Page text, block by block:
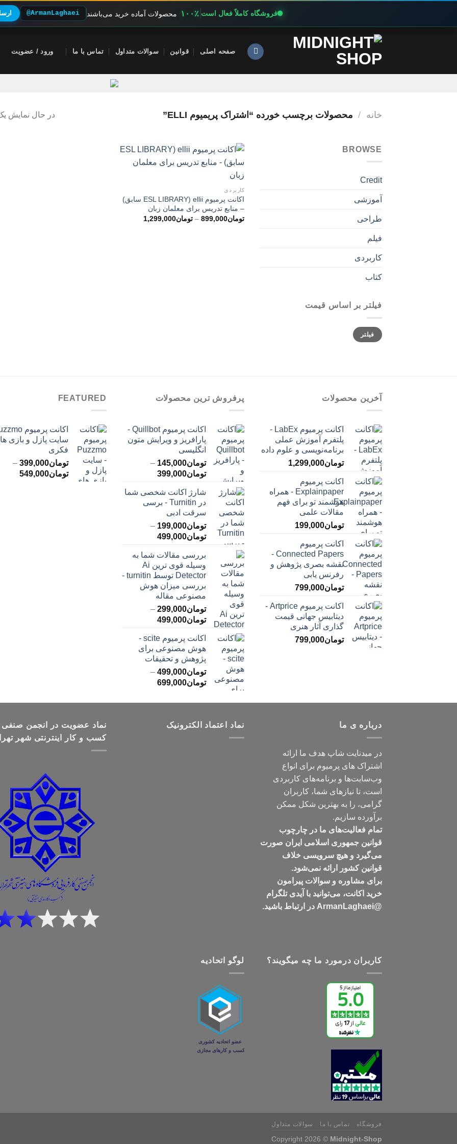
فروشگاه کاملاً فعال است ۱۰۰٪ محصولات آماده خرید می‌باشند @ArmanLaghaei
صفحه اصلی قوانین سوالات متداول تماس با ما ورود / عضویت
خانه / محصولات برچسب خورده “اشتراک پریمیوم ELLI” در حال نمایش
BROWSE
Credit
آموزشی
طراحی
فیلم
کاربردی
کتاب
فیلتر بر اساس قیمت
حداقل
قیمت
حداکثر
قیمت
فیلتر
کاربردی
اکانت پرمیوم ellii (ESL LIBRARY سابق)
– منابع تدریس برای معلمان زبان
تومان899,000
– تومان1,299,000محدوده
آخرین محصولات
اکانت پرمیوم LabEx -
پلتفرم آموزش عملی
برنامه‌نویسی و علوم داده
تومان1,299,000
اکانت پرمیوم
Explainpaper - همراه
هوشمند تو برای فهم
مقالات علمی
تومان199,000
اکانت پرمیوم
Connected Papers -
نقشه بصری پژوهش و
رفرنس یابی
تومان799,000
اکانت پرمیوم Artprice -
دیتابیس جهانی قیمت
‌گذاری آثار هنری
تومان799,000
پرفروش ترین محصولات
اکانت پرمیوم Quillbot -
پارافریز و ویرایش متون
انگلیسی
تومان145,000
–
تومان399,000محدوده
تومان145,000
تا
شارژ اکانت شخصی شما
در Turnitin - برسی
سرقت ادبی
تومان199,000
–
تومان499,000محدوده
تومان199,000
تا
تومان499,000
بررسی مقالات شما به
وسیله قوی ترین Ai
Detector توسط turnitin -
بررسی میزان هوش
مصنوعی مقاله
تومان299,000
–
تومان499,000محدوده
تا
تومان499,000
اکانت پرمیوم scite -
هوش مصنوعی برای
پژوهش و تحقیقات
تومان499,000
–
تومان699,000محدوده
تومان499,000
FEATURED
سایت پازل و بازی
فکری
تومان399,000
–
تومان549,000
درباره ی ما
در میدنایت شاپ هدف ما ارائه
اشتراک های پرمیوم برای انواع
وب‌سایت‌ها و برنامه‌های کاربردی
است، تا نیازهای شما، کاربران
گرامی، را به بهترین شکل ممکن
برآورده سازیم.
تمام فعالیت‌های ما در چارچوب
قوانین جمهوری اسلامی ایران صورت
می‌گیرد و هیچ سرویسی خلاف
قوانین کشور ارائه نمی‌شود.
برای مشاوره و سوالات پیرامون
خرید اکانت، می‌توانید با آیدی تلگرام
@ArmanLaghaei در ارتباط باشید.
نماد اعتماد الکترونیک
نماد عضویت در انجمن صنفی
کسب و کار اینترنتی شهر
کاربران درمورد ما چه میگویند؟ لوگو اتحادیه
فروشگاه تماس با ما سوالات متداول
Copyright 2026 © Midnight-Shop